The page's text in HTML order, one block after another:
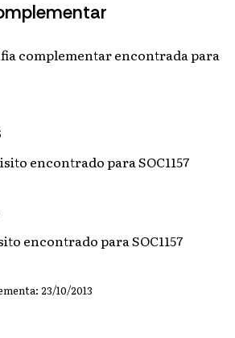
complementar encontrada para
encontrado para SOC1157
encontrado para SOC1157
23/10/2013